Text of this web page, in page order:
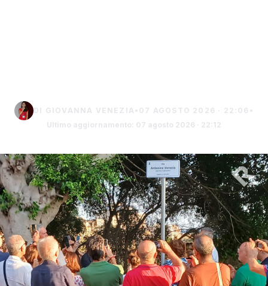
DI GIOVANNA VENEZIA • 07 AGOSTO 2026 · 22:06 •
Ultimo aggiornamento: 07 agosto 2026 · 22:12